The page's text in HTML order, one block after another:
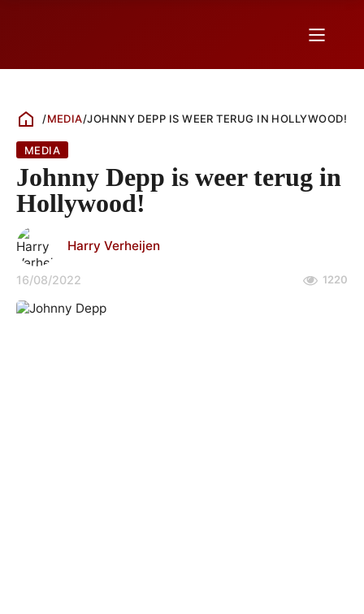
/MEDIA/JOHNNY DEPP IS WEER TERUG IN HOLLYWOOD!
MEDIA
Johnny Depp is weer terug in
Hollywood!
Harry Verheijen
16/08/2022 1220